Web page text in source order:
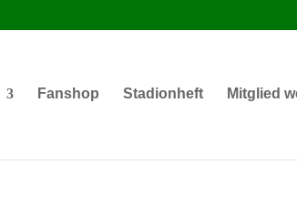
Fanshop Stadionheft Mitglied